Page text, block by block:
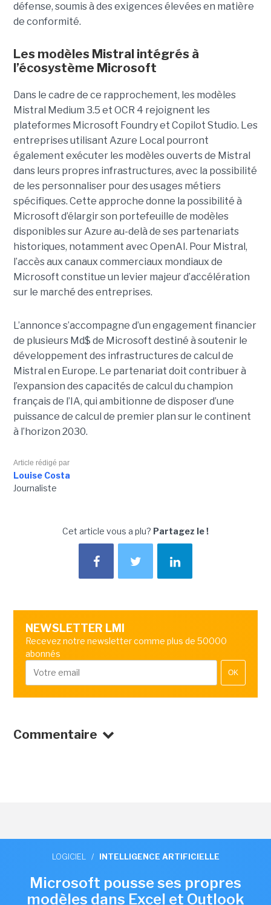
défense, soumis à des exigences élevées en matière
de conformité.
Les modèles Mistral intégrés à
l’écosystème Microsoft
Dans le cadre de ce rapprochement, les modèles
Mistral Medium 3.5 et OCR 4 rejoignent les
plateformes Microsoft Foundry et Copilot Studio. Les
entreprises utilisant Azure Local pourront
également exécuter les modèles ouverts de Mistral
dans leurs propres infrastructures, avec la possibilité
de les personnaliser pour des usages métiers
spécifiques. Cette approche donne la possibilité à
Microsoft d’élargir son portefeuille de modèles
disponibles sur Azure au-delà de ses partenariats
historiques, notamment avec OpenAI. Pour Mistral,
l’accès aux canaux commerciaux mondiaux de
Microsoft constitue un levier majeur d’accélération
sur le marché des entreprises.
L’annonce s’accompagne d’un engagement financier
de plusieurs Md$ de Microsoft destiné à soutenir le
développement des infrastructures de calcul de
Mistral en Europe. Le partenariat doit contribuer à
l’expansion des capacités de calcul du champion
français de l’IA, qui ambitionne de disposer d’une
puissance de calcul de premier plan sur le continent
à l’horizon 2030.
Article rédigé par
Louise Costa
Journaliste
Cet article vous a plu? Partagez le !
NEWSLETTER LMI
Recevez notre newsletter comme plus de 50000
abonnés
OK
Commentaire
LOGICIEL / INTELLIGENCE ARTIFICIELLE
Microsoft pousse ses propres
modèles dans Excel et Outlook